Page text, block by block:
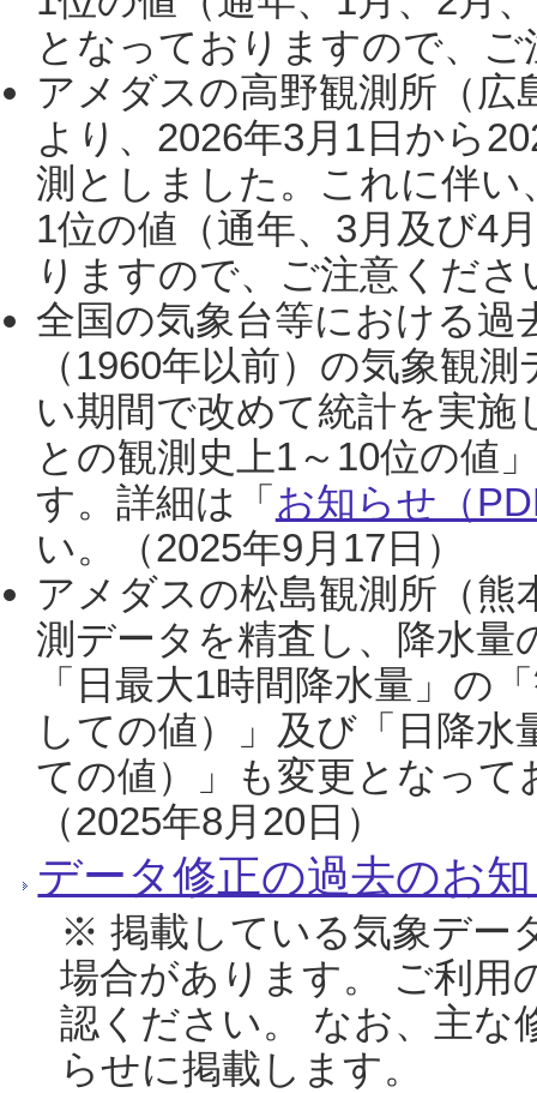
となっておりますので、
アメダスの高野観測所（
より、2026年3月1日から
測としました。これに伴い
1位の値（通年、3月及び4
りますので、ご注意くだ
全国の気象台等における過
（1960年以前）の気象観
い期間で改めて統計を実
との観測史上1～10位の値
す。詳細は「 お知らせ（
い。（2025年9月17日）
アメダスの松島観測所（熊
測データを精査し、降水
「日最大1時間降水量」の
しての値）」及び「日降
ての値）」も変更となっ
（2025年8月20日）
データ修正の過去のお
※ 掲載している気象デー
場合があります。 ご利用
認ください。 なお、主な
らせに掲載します。